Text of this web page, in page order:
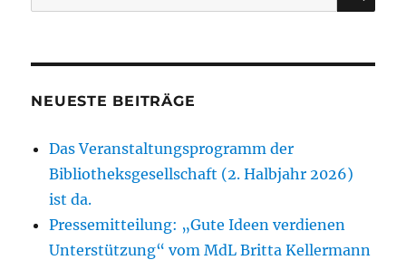
nach:
NEUESTE BEITRÄGE
Das Veranstaltungsprogramm der
Bibliotheksgesellschaft (2. Halbjahr 2026)
ist da.
Pressemitteilung: „Gute Ideen verdienen
Unterstützung“ vom MdL Britta Kellermann